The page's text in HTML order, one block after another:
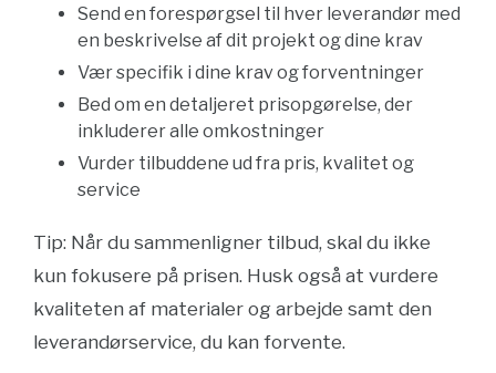
Send en forespørgsel til hver leverandør med
en beskrivelse af dit projekt og dine krav
Vær specifik i dine krav og forventninger
Bed om en detaljeret prisopgørelse, der
inkluderer alle omkostninger
Vurder tilbuddene ud fra pris, kvalitet og
service
Tip: Når du sammenligner tilbud, skal du ikke
kun fokusere på prisen. Husk også at vurdere
kvaliteten af materialer og arbejde samt den
leverandørservice, du kan forvente.